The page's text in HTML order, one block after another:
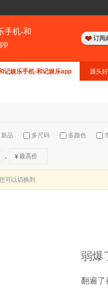
手机-和
订阅
记娱乐手机-和记娱乐app 源头
新品 多尺码 多颜色
- ¥
可以切换到
弱爆
翻遍了